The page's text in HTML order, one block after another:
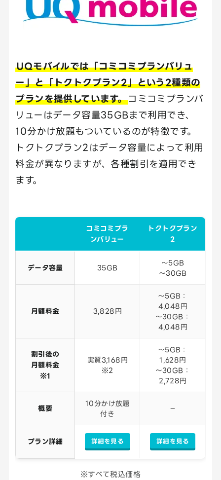
UQモバイルでは「コミコミプランバリュ
ー」と「トクトクプラン2」という2種類の
プランを提供しています。コミコミプランバ
リューはデータ容量35GBまで利用でき、
10分かけ放題もついているのが特徴です。
トクトクプラン2はデータ容量によって利用
料金が異なりますが、各種割引を適用でき
ます。
コミコミプラ
ンバリュー
トクトクプラン
2
データ容量 35GB
～5GB
～30GB
月額料金 3,828円
～5GB：
4,048円
～30GB：
4,048円
割引後の
月額料金
※1
実質3,168円
※2
～5GB：
1,628円
～30GB：
2,728円
概要
10分かけ放題
付き
－
プラン詳細 詳細を見る 詳細を見る
※すべて税込価格